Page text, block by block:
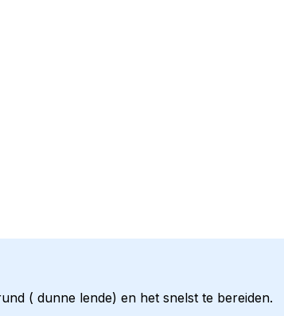
( dunne lende) en het snelst te bereiden.